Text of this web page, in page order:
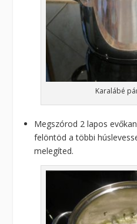
Karalábé
Megszórod 2 lapos
felöntöd a többi
melegíted.